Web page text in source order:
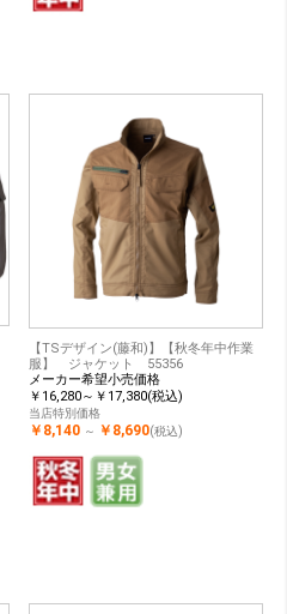
【TSデザイン(藤和)】【秋冬年中作業
服】 ジャケット 55356
メーカー希望小売価格
￥16,280～￥17,380(税込)
当店特別価格
￥8,140 ～ ￥8,690(税込)